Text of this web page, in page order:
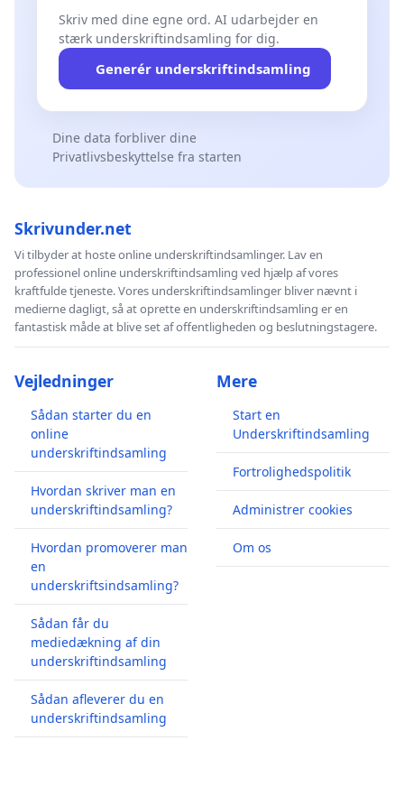
Skriv med dine egne ord. AI udarbejder en
stærk underskriftindsamling for dig.
Generér underskriftindsamling
Dine data forbliver dine
Privatlivsbeskyttelse fra starten
Skrivunder.net
Vi tilbyder at hoste online underskriftindsamlinger. Lav en
professionel online underskriftindsamling ved hjælp af vores
kraftfulde tjeneste. Vores underskriftindsamlinger bliver nævnt i
medierne dagligt, så at oprette en underskriftindsamling er en
fantastisk måde at blive set af offentligheden og beslutningstagere.
Vejledninger
Sådan starter du en
online
underskriftindsamling
Hvordan skriver man en
underskriftindsamling?
Hvordan promoverer man
en
underskriftsindsamling?
Sådan får du
mediedækning af din
underskriftindsamling
Sådan afleverer du en
underskriftindsamling
Mere
Start en
Underskriftindsamling
Fortrolighedspolitik
Administrer cookies
Om os